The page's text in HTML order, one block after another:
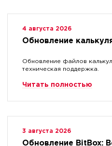
4 августа 2026
Обновление
Обновление файлов
техническая поддержка.
Читать полностью
3 августа 2026
Обновление BitBox: